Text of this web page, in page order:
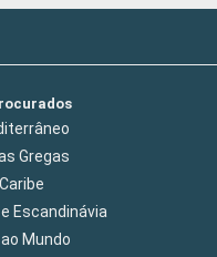
Gregas
Escandinávia
Mundo